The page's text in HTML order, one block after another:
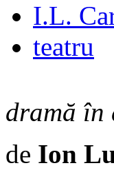
I.L.
teatru
dramă în
de Ion